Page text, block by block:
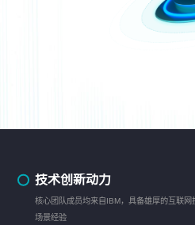
技术创新动力
核心团队成员均来自IBM，具备雄厚的互联
场景经验